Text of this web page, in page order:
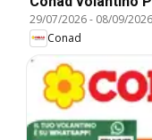
29/07/2026- 08/09/2026
Conad